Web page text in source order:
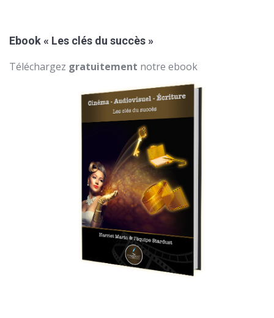
Ebook « Les clés du succès »
Téléchargez gratuitement notre ebook